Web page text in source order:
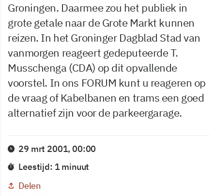
Groningen. Daarmee zou het publiek in
grote getale naar de Grote Markt kunnen
reizen. In het Groninger Dagblad Stad van
vanmorgen reageert gedeputeerde T.
Musschenga (CDA) op dit opvallende
voorstel. In ons FORUM kunt u reageren op
de vraag of Kabelbanen en trams een goed
alternatief zijn voor de parkeergarage.
29 mrt 2001, 00:00
Leestijd: 1 minuut
Delen